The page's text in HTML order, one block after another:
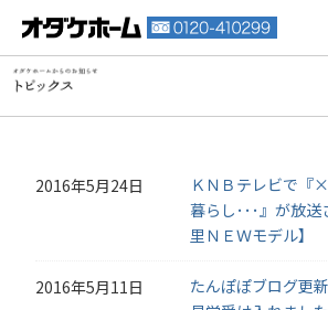
2016年5月24日
ＫＮＢテレビで『
暮らし･･･』が放
里ＮＥＷモデル】
2016年5月11日
たんぽぽブログ更